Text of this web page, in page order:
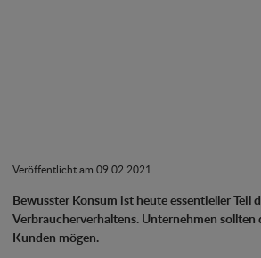
Veröffentlicht am 09.02.2021
Bewusster Konsum ist heute essentieller Teil
Verbraucherverhaltens. Unternehmen sollten
Kunden mögen.